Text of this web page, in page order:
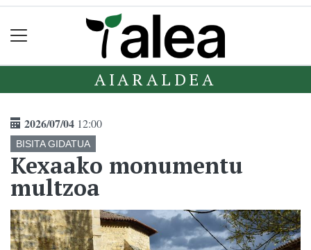
AIARALDEA
2026/07/04 12:00
BISITA GIDATUA
Kexaako monumentu
multzoa